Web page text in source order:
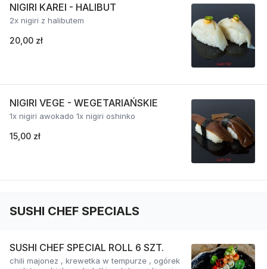
NIGIRI KAREI - HALIBUT
2x nigiri z halibutem
20,00 zł
NIGIRI VEGE - WEGETARIAŃSKIE
1x nigiri awokado 1x nigiri oshinko
15,00 zł
SUSHI CHEF SPECIALS
SUSHI CHEF SPECIAL ROLL 6 SZT.
chili majonez , krewetka w tempurze , ogórek